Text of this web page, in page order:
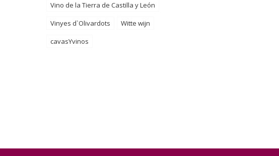
Vino de la Tierra de Castilla y León
Vinyes d`Olivardots
Witte wijn
cavasYvinos